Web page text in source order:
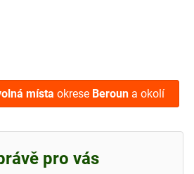
místa okrese Beroun a okolí
pro vás